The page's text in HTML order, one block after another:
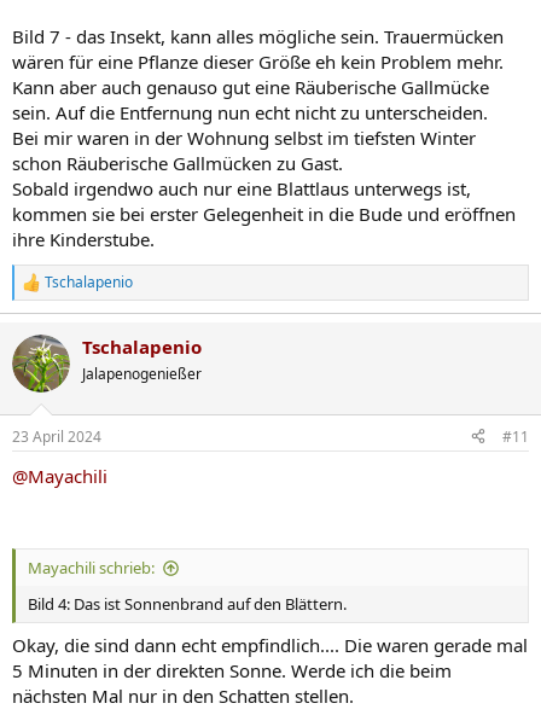
Bild 7 - das Insekt, kann alles mögliche sein. Trauermücken
wären für eine Pflanze dieser Größe eh kein Problem mehr.
Kann aber auch genauso gut eine Räuberische Gallmücke
sein. Auf die Entfernung nun echt nicht zu unterscheiden.
Bei mir waren in der Wohnung selbst im tiefsten Winter
schon Räuberische Gallmücken zu Gast.
Sobald irgendwo auch nur eine Blattlaus unterwegs ist,
kommen sie bei erster Gelegenheit in die Bude und eröffnen
ihre Kinderstube.
R
e
k
t
i
e
:
Tschalapenio
Tschalapenio
Jalapenogenießer
23 April 2024 #11
@Mayachili
Mayachili schrieb:
Bild 4: Das ist Sonnenbrand auf den Blättern.
Okay, die sind dann echt empfindlich.... Die waren gerade mal
5 Minuten in der direkten Sonne. Werde ich die beim
nächsten Mal nur in den Schatten stellen.